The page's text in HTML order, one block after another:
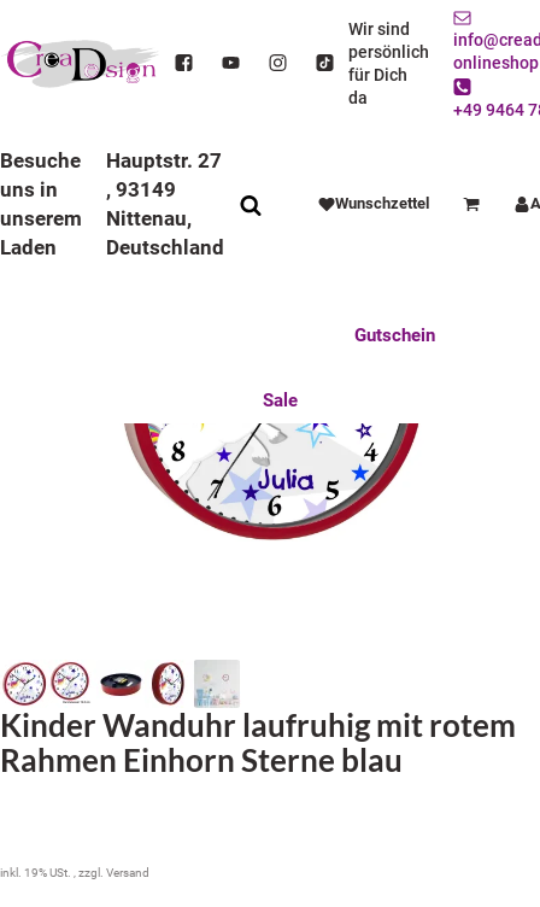
Wir sind
persönlich
für Dich
da
+49 9464
Besuche
uns in
unserem
Laden
Hauptstr. 27
, 93149
Nittenau,
Deutschland
Wunschzettel Warenkorb
Gutschein
Sale
KINDER WANDUHR LAUFRUHIG MIT BUNTEN RAHMEN EINHORN STERNE BLAU
Kinder Wanduhr laufruhig mit rotem
Rahmen Einhorn Sterne blau
inkl. 19% USt. , zzgl. Versand